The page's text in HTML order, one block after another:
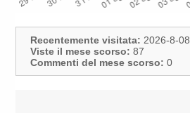
Recentemente visitata: 2026-8-08
Viste il mese scorso: 87
Commenti del mese scorso: 0